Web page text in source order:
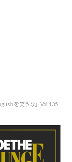
を笑うな」Vol.135